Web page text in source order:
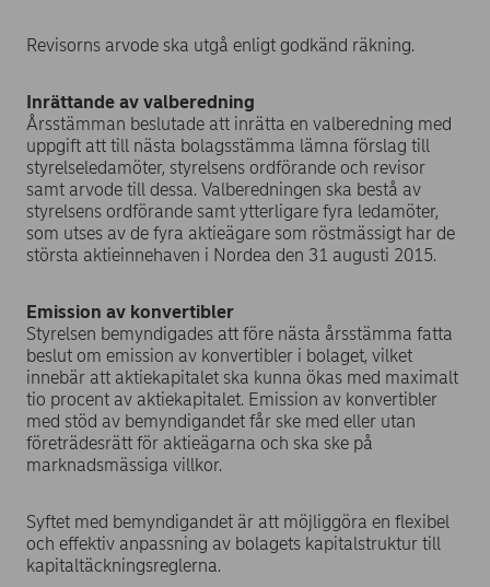
Revisorns arvode ska utgå enligt godkänd räkning.
Inrättande av valberedning
Årsstämman beslutade att inrätta en valberedning med
uppgift att till nästa bolagsstämma lämna förslag till
styrelseledamöter, styrelsens ordförande och revisor
samt arvode till dessa. Valberedningen ska bestå av
styrelsens ordförande samt ytterligare fyra ledamöter,
som utses av de fyra aktieägare som röstmässigt har de
största aktieinnehaven i Nordea den 31 augusti 2015.
Emission av konvertibler
Styrelsen bemyndigades att före nästa årsstämma fatta
beslut om emission av konvertibler i bolaget, vilket
innebär att aktiekapitalet ska kunna ökas med maximalt
tio procent av aktiekapitalet. Emission av konvertibler
med stöd av bemyndigandet får ske med eller utan
företrädesrätt för aktieägarna och ska ske på
marknadsmässiga villkor.
Syftet med bemyndigandet är att möjliggöra en flexibel
och effektiv anpassning av bolagets kapitalstruktur till
kapitaltäckningsreglerna.